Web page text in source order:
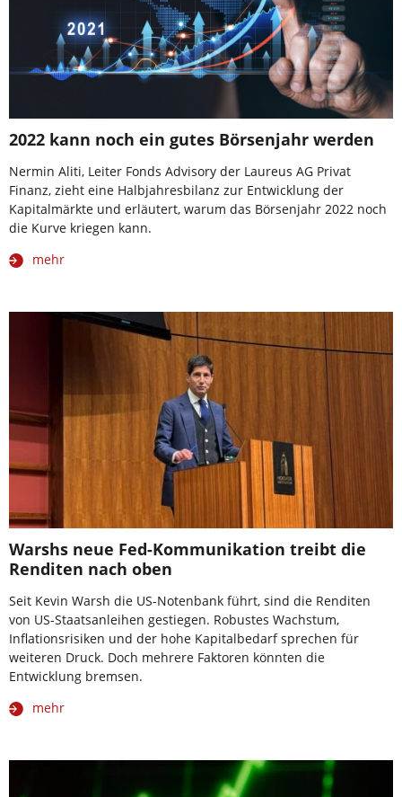
2022 kann noch ein gutes Börsenjahr werden
Nermin Aliti, Leiter Fonds Advisory der Laureus AG Privat
Finanz, zieht eine Halbjahresbilanz zur Entwicklung der
Kapitalmärkte und erläutert, warum das Börsenjahr 2022 noch
die Kurve kriegen kann.
mehr
Warshs neue Fed-Kommunikation treibt die
Renditen nach oben
Seit Kevin Warsh die US-Notenbank führt, sind die Renditen
von US-Staatsanleihen gestiegen. Robustes Wachstum,
Inflationsrisiken und der hohe Kapitalbedarf sprechen für
weiteren Druck. Doch mehrere Faktoren könnten die
Entwicklung bremsen.
mehr